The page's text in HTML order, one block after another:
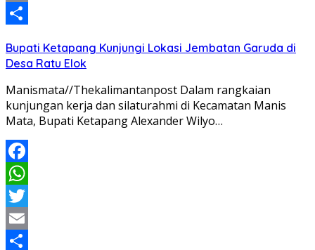
Email
Bupati Ketapang Kunjungi Lokasi Jembatan Garuda di
Desa Ratu Elok
Manismata//Thekalimantanpost Dalam rangkaian
kunjungan kerja dan silaturahmi di Kecamatan Manis
Mata, Bupati Ketapang Alexander Wilyo…
Facebook
WhatsApp
Twitter
Email